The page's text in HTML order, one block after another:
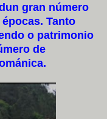
gran número
Tanto
o patrimonio
de